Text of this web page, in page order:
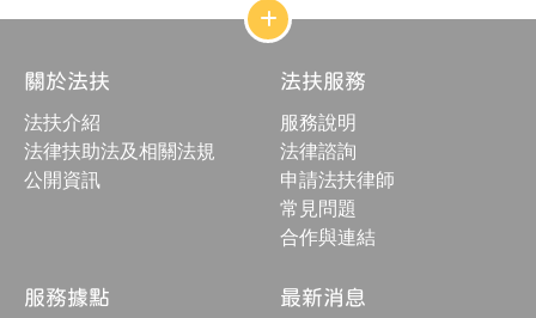
網
站
結
構
合
按
鈕
關於法扶
法扶介紹
法律扶助法及相關法規
公開資訊
法扶服務
服務說明
法律諮詢
申請法扶律師
常見問題
合作與連結
服務據點 最新消息